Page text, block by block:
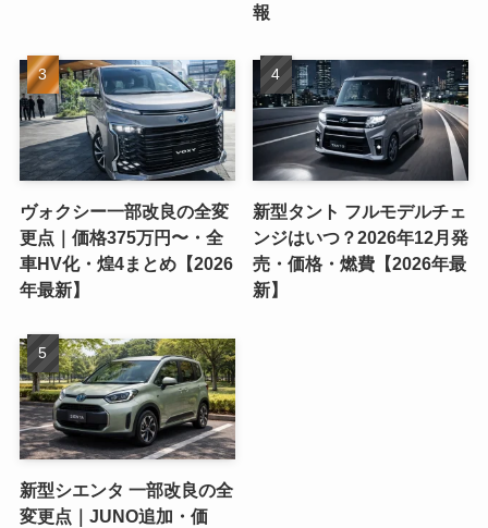
報
ヴォクシー一部改良の全変
更点｜価格375万円〜・全
車HV化・煌4まとめ【2026
年最新】
新型タント フルモデルチェ
ンジはいつ？2026年12月発
売・価格・燃費【2026年最
新】
新型シエンタ 一部改良の全
変更点｜JUNO追加・価